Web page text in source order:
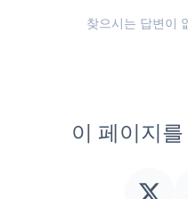
찾으시는 답변이
이 페이지